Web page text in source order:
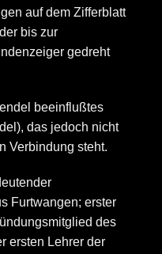
auf dem Zifferblatt
bis zur
gedreht
beeinflußtes
das jedoch nicht
Verbindung steht.
Furtwangen; erster
des
ersten Lehrer der